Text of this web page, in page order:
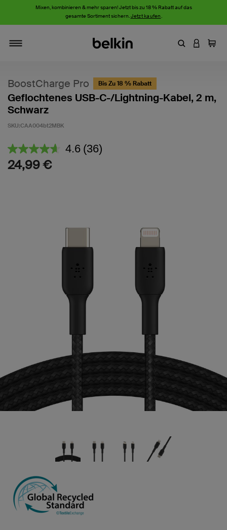
Mixen, kombinieren & mehr sparen! Jetzt bis zu 18 % Rabatt auf das
gesamte Sortiment sichern.Jetzt kaufen.
Stichwort
AN
BoostCharge Pro Bis Zu 18 % Rabatt
Geflochtenes USB-C-/Lightning-Kabel, 2 m,
Schwarz
SKU:CAA004bt2MBK
5 von 5 Kundenrezension
4.6 36
(36)
24,99 €